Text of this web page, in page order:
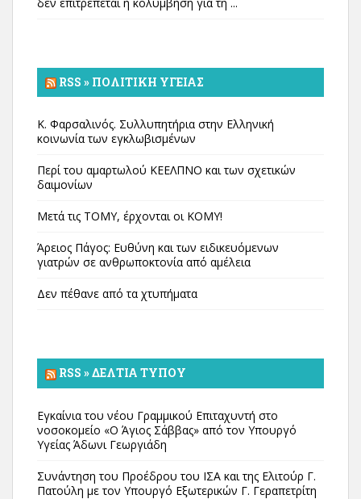
RSS » ΠΟΛΙΤΙΚΉ ΥΓΕΊΑΣ
Κ. Φαρσαλινός. Συλλυπητήρια στην Ελληνική
κοινωνία των εγκλωβισμένων
Περί του αμαρτωλού ΚΕΕΛΠΝΟ και των σχετικών
δαιμονίων
Μετά τις ΤΟΜΥ, έρχονται οι ΚΟΜΥ!
Άρειος Πάγος: Ευθύνη και των ειδικευόμενων
γιατρών σε ανθρωποκτονία από αμέλεια
Δεν πέθανε από τα χτυπήματα
RSS » ΔΕΛΤΊΑ ΤΎΠΟΥ
Εγκαίνια του νέου Γραμμικού Επιταχυντή στο
νοσοκομείο «Ο Άγιος Σάββας» από τον Υπουργό
Υγείας Άδωνι Γεωργιάδη
Συνάντηση του Προέδρου του ΙΣΑ και της Ελιτούρ Γ.
Πατούλη με τον Υπουργό Εξωτερικών Γ. Γεραπετρίτη